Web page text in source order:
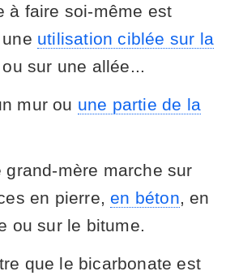
à faire soi-même est
utilisation ciblée sur la
ou sur une allée...
mur ou une partie de la
grand-mère marche sur
en pierre, en béton, en
ou sur le bitume.
que le bicarbonate est